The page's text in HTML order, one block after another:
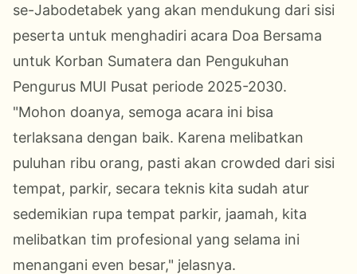
se-Jabodetabek yang akan mendukung dari sisi
peserta untuk menghadiri acara Doa Bersama
untuk Korban Sumatera dan Pengukuhan
Pengurus MUI Pusat periode 2025-2030.
"Mohon doanya, semoga acara ini bisa
terlaksana dengan baik. Karena melibatkan
puluhan ribu orang, pasti akan crowded dari sisi
tempat, parkir, secara teknis kita sudah atur
sedemikian rupa tempat parkir, jaamah, kita
melibatkan tim profesional yang selama ini
menangani even besar," jelasnya.